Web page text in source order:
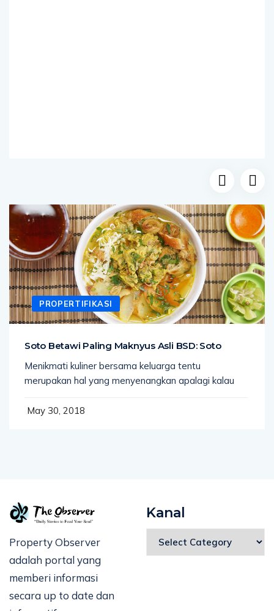
PROPERTIFIKASI
Soto Betawi Paling Maknyus Asli BSD: Soto
Menikmati kuliner bersama keluarga tentu
merupakan hal yang menyenangkan apalagi kalau
May 30, 2018
Property Observer
adalah portal yang
memberi informasi
secara up to date dan
Kanal